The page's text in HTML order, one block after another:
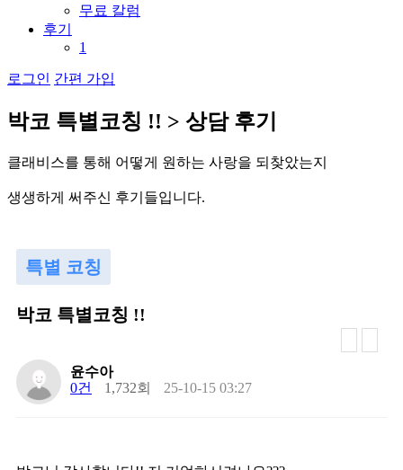
무료 칼럼
후기
1
로그인 간편 가입
박코 특별 코칭 !! > 상담 후기
클래 비 스를 통해 어 떻게 원하는 사랑을 되 찾았는지
생생하게 써 주신 후기 들입니 다.
특별 코칭
박코 특별코칭 !!
윤수아
0건
1,732회 25-10-15 03:27